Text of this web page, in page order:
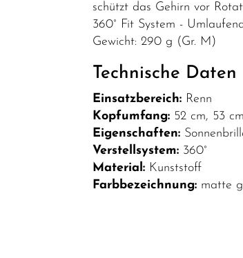
schützt das Gehirn vor
360° Fit System -
Gewicht: 290 g (Gr. M)
Technische Daten
Einsatzbereich: Renn
Kopfumfang: 52 cm, 53
Eigenschaften:
Verstellsystem: 360°
Material: Kunststoff
Farbbezeichnung: matte